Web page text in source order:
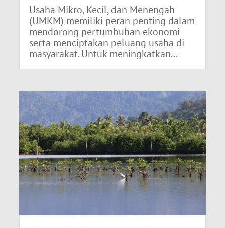
Usaha Mikro, Kecil, dan Menengah
(UMKM) memiliki peran penting dalam
mendorong pertumbuhan ekonomi
serta menciptakan peluang usaha di
masyarakat. Untuk meningkatkan...